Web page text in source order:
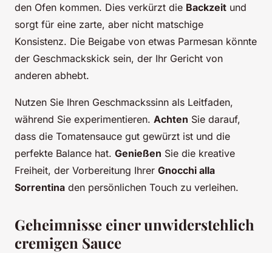
den Ofen kommen. Dies verkürzt die Backzeit und
sorgt für eine zarte, aber nicht matschige
Konsistenz. Die Beigabe von etwas Parmesan könnte
der Geschmackskick sein, der Ihr Gericht von
anderen abhebt.
Nutzen Sie Ihren Geschmackssinn als Leitfaden,
während Sie experimentieren. Achten Sie darauf,
dass die Tomatensauce gut gewürzt ist und die
perfekte Balance hat. Genießen Sie die kreative
Freiheit, der Vorbereitung Ihrer Gnocchi alla
Sorrentina den persönlichen Touch zu verleihen.
Geheimnisse einer unwiderstehlich
cremigen Sauce